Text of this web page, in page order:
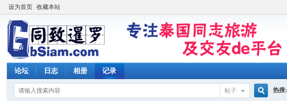
设为首页 收藏本站
论坛 日志 相册 记录
帖子 热搜: